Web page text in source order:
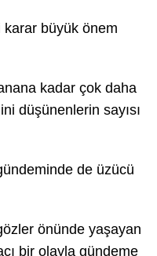
karar büyük önem
kadar çok daha
düşünenlerin sayısı
de üzücü
önünde yaşayan
bir olayla gündeme